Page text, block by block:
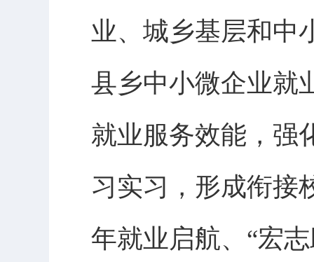
业、城乡基层和中
县乡中小微企业就
就业服务效能，强
习实习，形成衔接
年就业启航、“宏